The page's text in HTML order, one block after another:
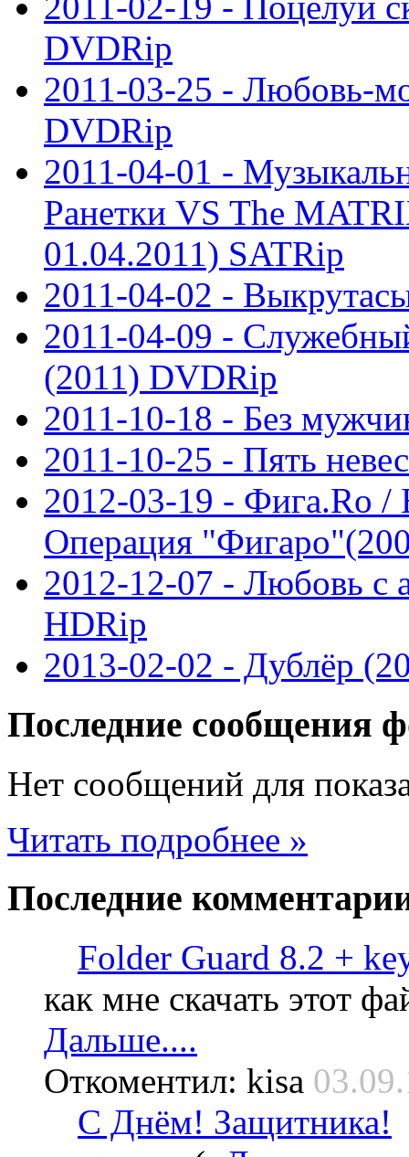
DVDRip
2011-03-25 - Любовь-
DVDRip
2011-04-01 -
Ранетки VS The
01.04.2011) SATRip
2011-04-02 -
2011-04-09 -
(2011) DVDRip
2011-10-18 - Без
2011-10-25 - Пять
2012-03-19 - Фига.Rо /
Операция
2012-12-07 - Любовь с
HDRip
2013-02-02 - Дублёр
Последние сообщения
Нет сообщений для
Читать подробнее »
Последние
Folder Guard 8.2 +
как мне скачать этот
Дальше....
Откоментил: kisa
С Днём! Защитника!